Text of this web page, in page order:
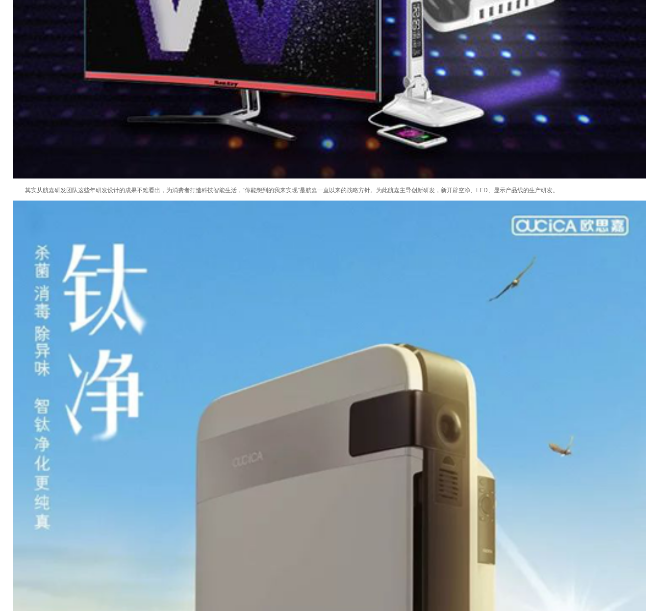
其实从航嘉研发团队这些年研发设计的成果不难看出，为消费者打造科技智能生活，“你能想到的我来实现”是航嘉一直以来的战略方针。为此航嘉主导创新研发，新开辟空净、LED、显示产品线的生产研发。